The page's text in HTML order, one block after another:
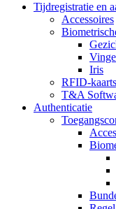
Tijdregistratie en
Accessoires
Iris
RFID-
T&A
Authenticatie